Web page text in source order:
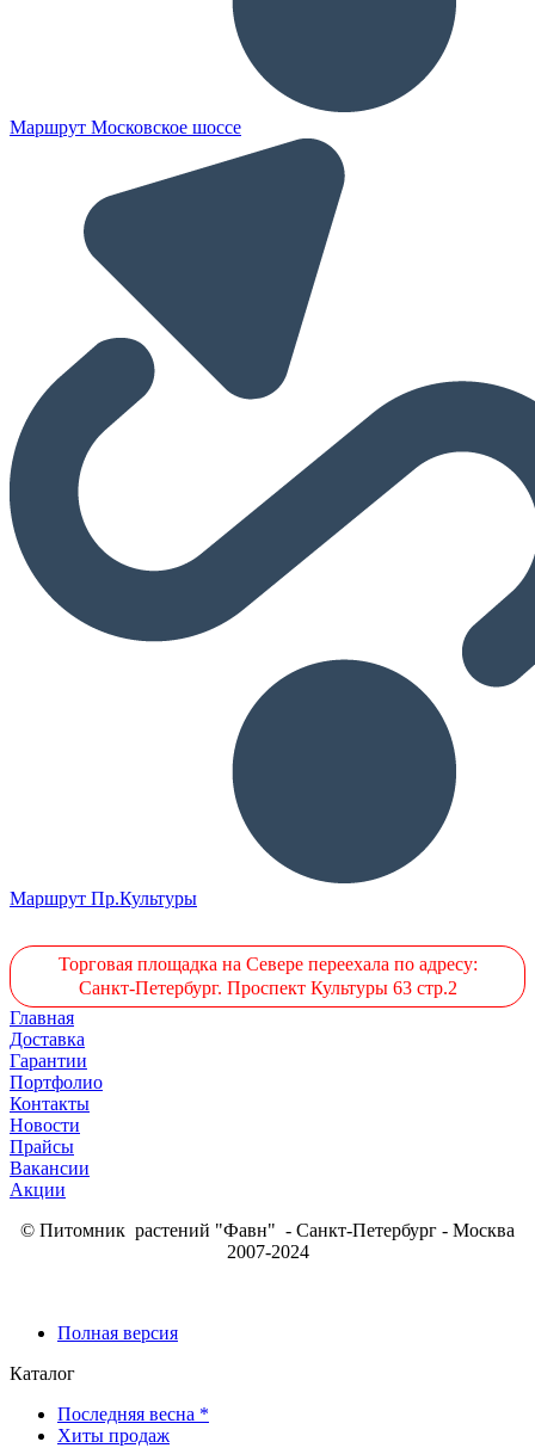
Маршрут Московское шоссе
Маршрут Пр.Культуры
Торговая площадка на Севере переехала по адресу:
Санкт-Петербург. Проспект Культуры 63 стр.2
Главная
Доставка
Гарантии
Портфолио
Контакты
Новости
Прайсы
Вакансии
Акции
© Питомник растений "Фавн" - Санкт-Петербург - Москва
2007-2024
Полная версия
Каталог
Последняя весна *
Хиты продаж